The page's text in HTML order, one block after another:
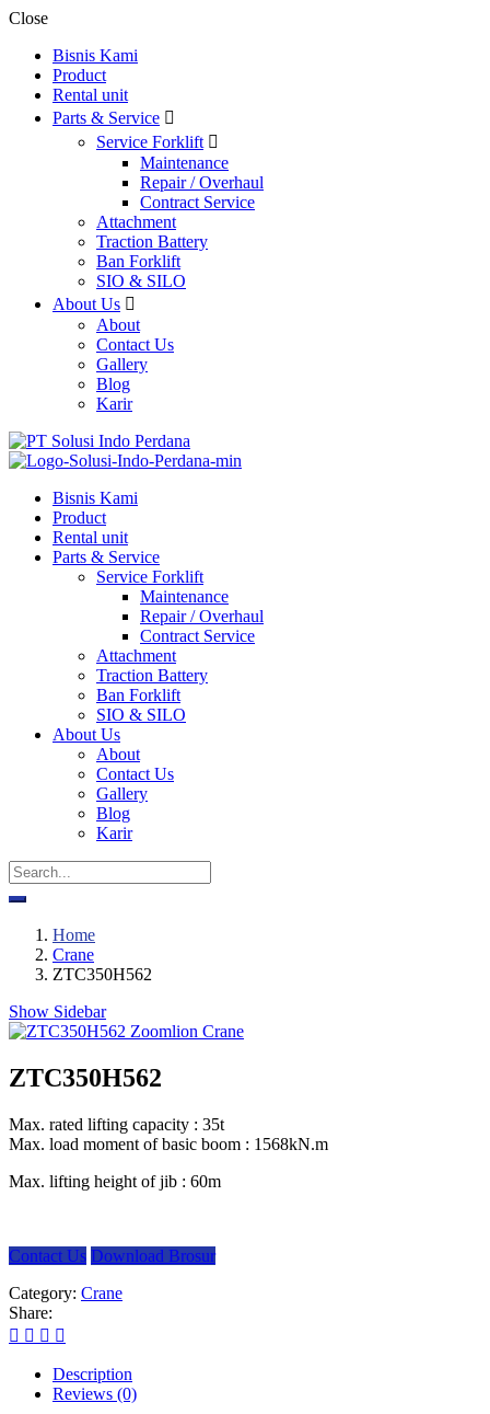
Close
Bisnis Kami
Product
Rental unit
Parts & Service
Service Forklift
Maintenance
Repair / Overhaul
Contract Service
Attachment
Traction Battery
Ban Forklift
SIO & SILO
About Us
About
Contact Us
Gallery
Blog
Karir
Bisnis Kami
Product
Rental unit
Parts & Service
Service Forklift
Maintenance
Repair / Overhaul
Contract Service
Attachment
Traction Battery
Ban Forklift
SIO & SILO
About Us
About
Contact Us
Gallery
Blog
Karir
Home
Crane
ZTC350H562
Show Sidebar
ZTC350H562
Max. rated lifting capacity : 35t
Max. load moment of basic boom : 1568kN.m
Max. lifting height of jib : 60m
Contact Us Download Brosur
Category: Crane
Share:
Description
Reviews (0)